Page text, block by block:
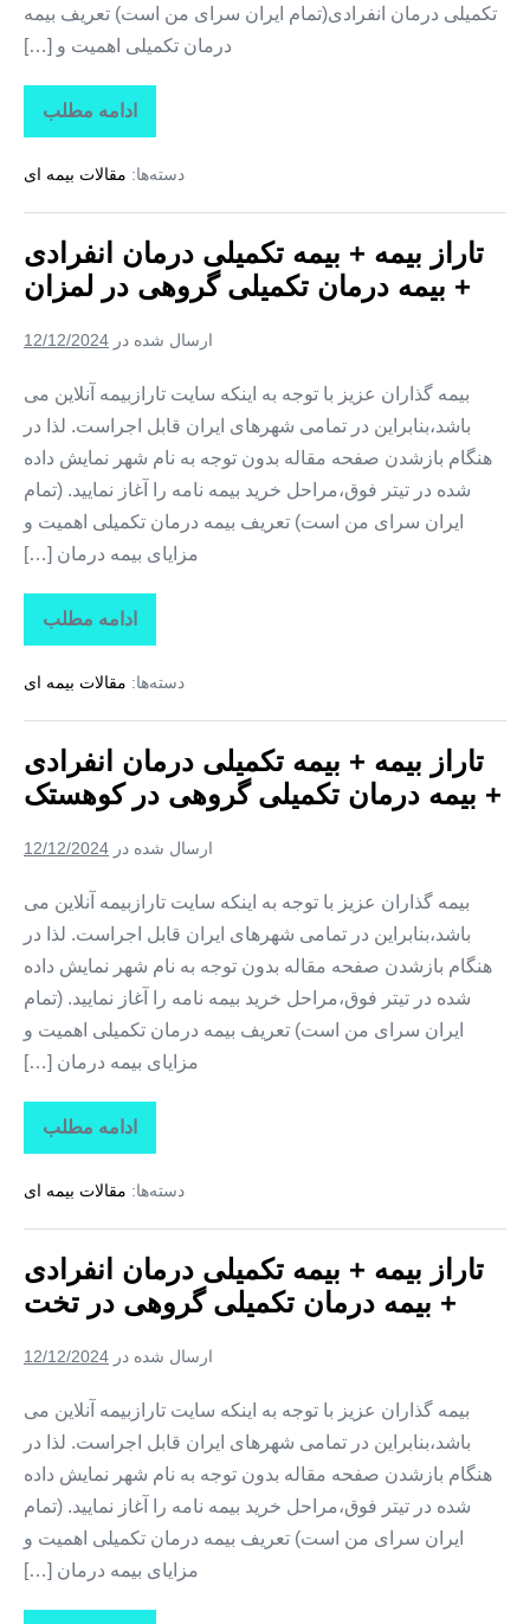
تکمیلی درمان انفرادی(تمام ایران سرای من است) تعریف بیمه
درمان تکمیلی اهمیت و […]
ادامه مطلب
تاراز
بیمه
بیمه
درمان
+
بیمه
درمان
تکمیلی
در
دسته‌ها: مقالات بیمه ای
تاراز بیمه + بیمه تکمیلی درمان انفرادی
+ بیمه درمان تکمیلی گروهی در لمزان
ارسال شده در 12/12/2024
بیمه گذاران عزیز با توجه به اینکه سایت تارازبیمه آنلاین می
باشد،بنابراین در تمامی شهرهای ایران قابل اجراست. لذا در
هنگام بازشدن صفحه مقاله بدون توجه به نام شهر نمایش داده
شده در تیتر فوق،مراحل خرید بیمه نامه را آغاز نمایید. (تمام
ایران سرای من است) تعریف بیمه درمان تکمیلی اهمیت و
مزایای بیمه درمان […]
ادامه مطلب
تاراز
بیمه
بیمه
درمان
+
بیمه
درمان
تکمیلی
در
دسته‌ها: مقالات بیمه ای
تاراز بیمه + بیمه تکمیلی درمان انفرادی
+ بیمه درمان تکمیلی گروهی در کوهستک
ارسال شده در 12/12/2024
بیمه گذاران عزیز با توجه به اینکه سایت تارازبیمه آنلاین می
باشد،بنابراین در تمامی شهرهای ایران قابل اجراست. لذا در
هنگام بازشدن صفحه مقاله بدون توجه به نام شهر نمایش داده
شده در تیتر فوق،مراحل خرید بیمه نامه را آغاز نمایید. (تمام
ایران سرای من است) تعریف بیمه درمان تکمیلی اهمیت و
مزایای بیمه درمان […]
ادامه مطلب
تاراز
بیمه
بیمه
درمان
+
بیمه
درمان
تکمیلی
در
دسته‌ها: مقالات بیمه ای
تاراز بیمه + بیمه تکمیلی درمان انفرادی
+ بیمه درمان تکمیلی گروهی در تخت
ارسال شده در 12/12/2024
بیمه گذاران عزیز با توجه به اینکه سایت تارازبیمه آنلاین می
باشد،بنابراین در تمامی شهرهای ایران قابل اجراست. لذا در
هنگام بازشدن صفحه مقاله بدون توجه به نام شهر نمایش داده
شده در تیتر فوق،مراحل خرید بیمه نامه را آغاز نمایید. (تمام
ایران سرای من است) تعریف بیمه درمان تکمیلی اهمیت و
مزایای بیمه درمان […]